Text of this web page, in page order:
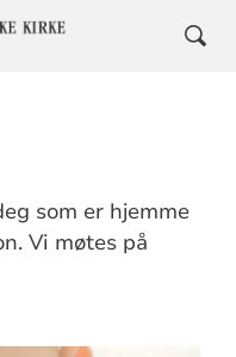
som er hjemme
Vi møtes på